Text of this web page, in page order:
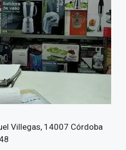
Villegas, 14007 Córdoba